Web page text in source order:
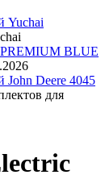
Yuchai
PREMIUM BLUE
John Deere 4045
для